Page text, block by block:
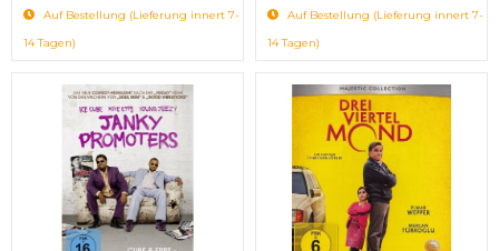
Auf Bestellung (Lieferung innert 7-
14 Tagen)
Auf Bestellung (Lieferung innert 7-
14 Tagen)